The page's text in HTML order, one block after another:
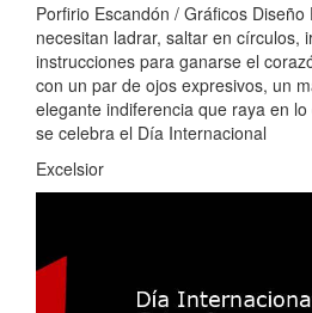
Porfirio Escandón / Gráficos
necesitan ladrar, saltar en círculos,
instrucciones para ganarse el
con un par de ojos expresivos, un
elegante indiferencia que raya en
se celebra el Día Internacional
Excelsior